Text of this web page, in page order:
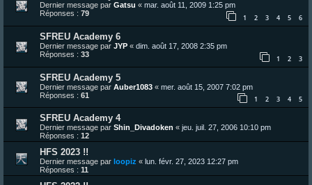
Dernier message par Gatsu « mar. août 11, 2009 1:25 pm
Réponses : 79 1 2 3 4 5 6
SFREU Academy 6
Dernier message par JYP « dim. août 17, 2008 2:35 pm
Réponses : 33 1 2 3
SFREU Academy 5
Dernier message par Auber1083 « mer. août 15, 2007 7:02 pm
Réponses : 61 1 2 3 4 5
SFREU Academy 4
Dernier message par Shin_Divadoken « jeu. juil. 27, 2006 10:10 pm
Réponses : 12
HFS 2023 !!
Dernier message par loopiz « lun. févr. 27, 2023 12:27 pm
Réponses : 11